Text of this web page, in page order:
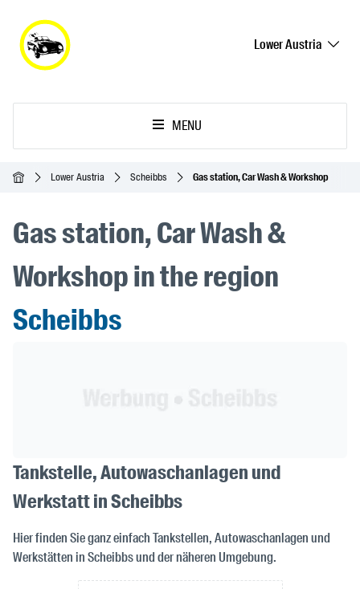
Lower Austria
MENU
HomepageLower Austria Scheibbs Gas station, Car Wash & Workshop
Gas station, Car Wash &
Workshop in the region
Scheibbs
Tankstelle, Autowaschanlagen und
Werkstatt in Scheibbs
Hier finden Sie ganz einfach Tankstellen, Autowaschanlagen und
Werkstätten in Scheibbs und der näheren Umgebung.